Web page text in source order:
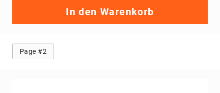
In den Warenkorb
Page #2